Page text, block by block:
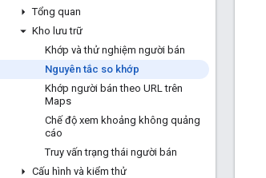
Tổng quan
Kho lưu trữ
Khớp và thử nghiệm người bán
Nguyên tắc so khớp
Khớp người bán theo URL trên
Maps
Chế độ xem khoảng không quảng
cáo
Truy vấn trạng thái người bán
Cấu hình và kiểm thử